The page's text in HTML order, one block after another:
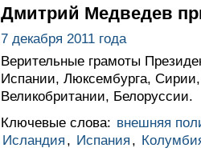
Дмитрий Медведев
7 декабря 2011 года
Верительные грамоты
Испании, Люксембурга,
Великобритании, Белоруссии.
Ключевые слова: внешняя
Исландия , Испания ,